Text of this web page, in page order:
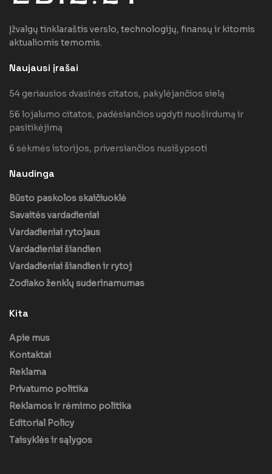
Įžvalgų tinklaraštis verslo, technologijų, finansų ir kitomis
aktualiomis temomis.
Naujausi įrašai
54 geriausios dvasinės citatos, pakylėjančios sielą
56 lojalumo citatos, padėsiančios ugdyti nuoširdumą ir
pasitikėjimą
6 sėkmės istorijos, priversiančios nusišypsoti
Naudinga
Būsto paskolos skaičiuoklė
Savaitės vardadieniai
Vardadieniai rytojaus
Vardadieniai šiandien
Vardadieniai šiandien ir rytoj
Zodiako ženklų suderinamumas
Kita
Apie mus
Kontaktai
Reklama
Privatumo politika
Reklamos ir rėmimo politika
Editorial Policy
Taisyklės ir sąlygos